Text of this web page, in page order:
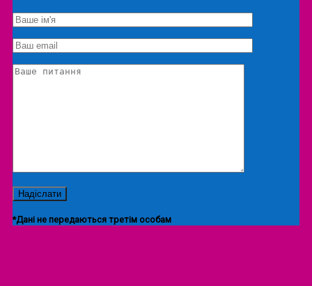
Екскурсія/локація
*Дані не передаються третім особам